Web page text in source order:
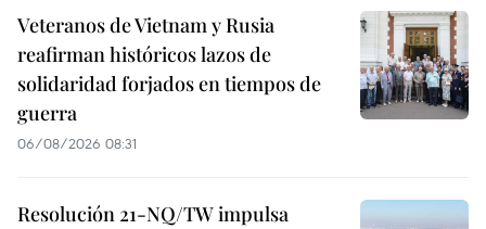
Veteranos de Vietnam y Rusia
reafirman históricos lazos de
solidaridad forjados en tiempos de
guerra
06/08/2026 08:31
Resolución 21-NQ/TW impulsa